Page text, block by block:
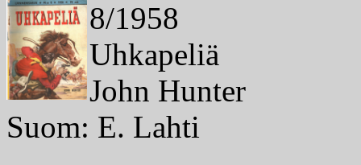
8/1958
Uhkapeliä
John Hunter
Suom: E. Lahti